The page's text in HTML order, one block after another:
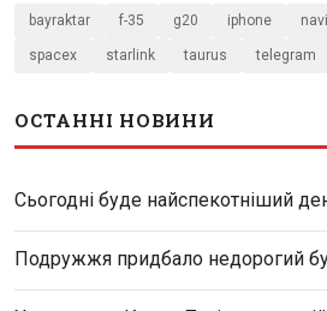
bayraktar f-35 g20 iphone navi
spacex starlink taurus telegram
ОСТАННІ НОВИНИ
Сьогодні буде найспекотніший
Подружжя придбало недорогий